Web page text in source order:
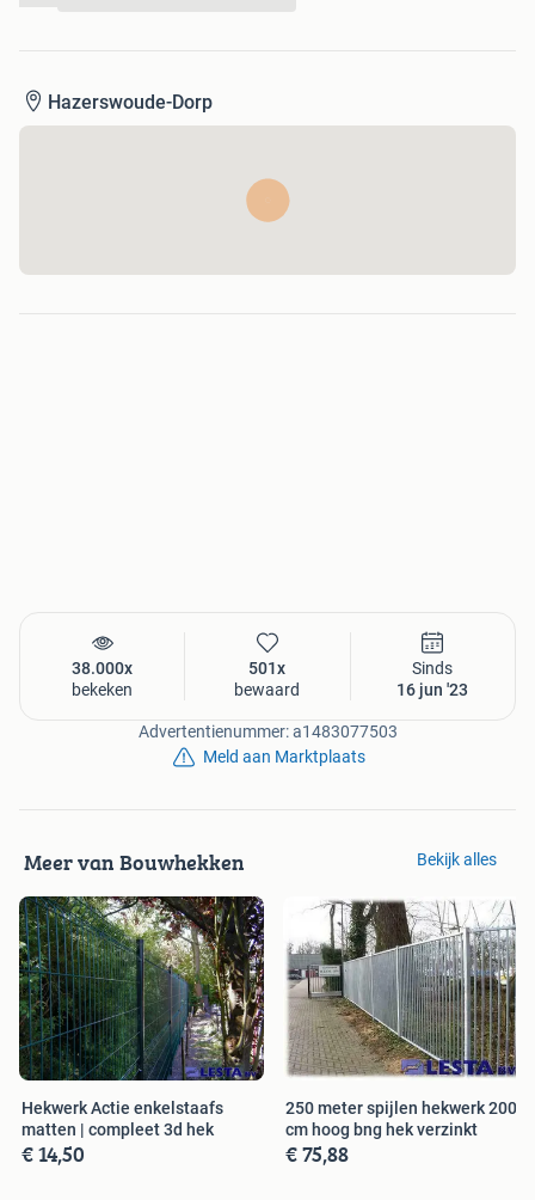
Hazerswoude-Dorp
38.000x
bekeken
501x
bewaard
Sinds
16 jun '23
Advertentienummer: a1483077503
Meld aan Marktplaats
Meer van Bouwhekken Bekijk alles
Hekwerk Actie enkelstaafs
matten | compleet 3d hek
€ 14,50
250 meter spijlen hekwerk 200
cm hoog bng hek verzinkt
€ 75,88